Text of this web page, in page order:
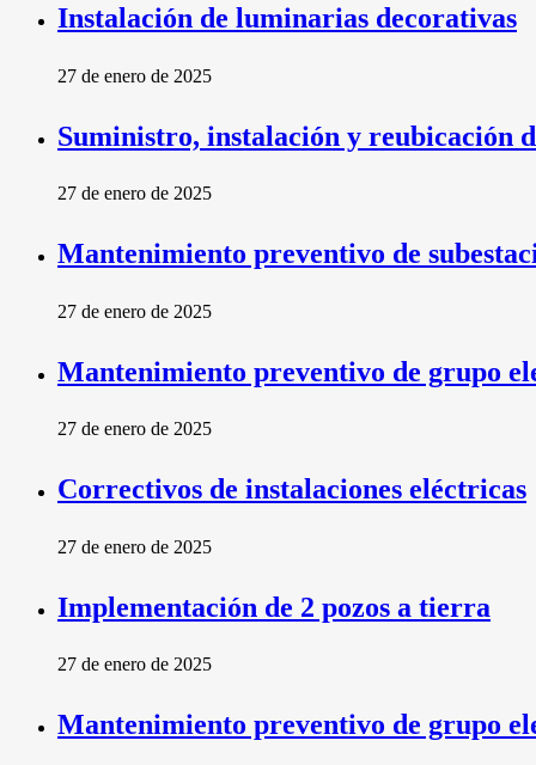
Instalación de luminarias decorativas
27 de enero de 2025
Suministro, instalación y reubicación
27 de enero de 2025
Mantenimiento preventivo de
27 de enero de 2025
Mantenimiento preventivo de grupo
27 de enero de 2025
Correctivos de instalaciones eléctricas
27 de enero de 2025
Implementación de 2 pozos a tierra
27 de enero de 2025
Mantenimiento preventivo de grupo